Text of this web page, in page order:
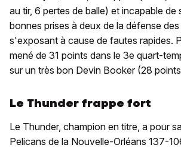
au tir, 6 pertes de balle) et incapable de
bonnes prises à deux de la défense
s'exposant à cause de fautes rapides.
mené de 31 points dans le 3e quart-
sur un très bon Devin Booker (28
Le Thunder frappe fort
Le Thunder, champion en titre, a pour
Pelicans de la Nouvelle-Orléans 137-